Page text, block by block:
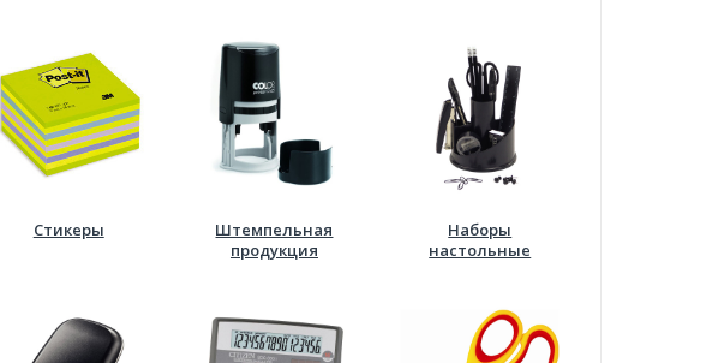
Стикеры
Штемпельная
продукция
Наборы
настольные